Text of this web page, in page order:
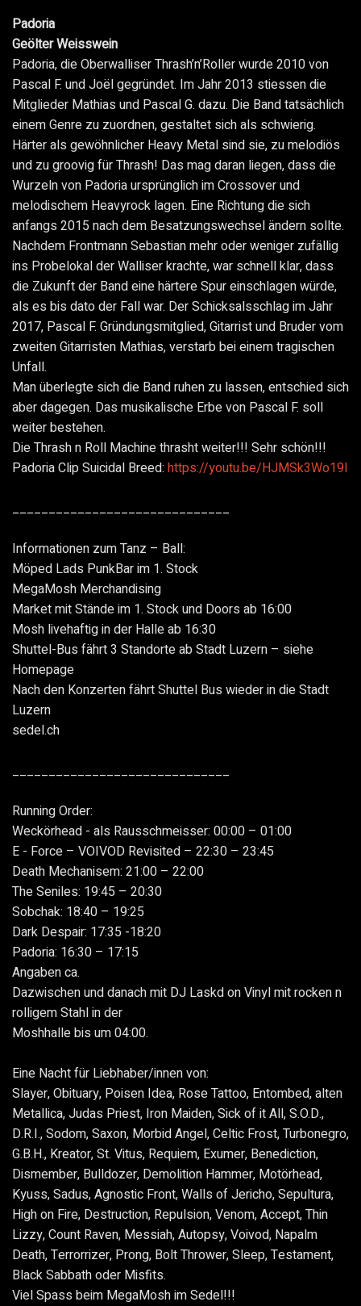
Padoria
Geölter Weisswein
Padoria, die Oberwalliser Thrash’n’Roller wurde 2010 von
Pascal F. und Joël gegründet. Im Jahr 2013 stiessen die
Mitglieder Mathias und Pascal G. dazu. Die Band tatsächlich
einem Genre zu zuordnen, gestaltet sich als schwierig.
Härter als gewöhnlicher Heavy Metal sind sie, zu melodiös
und zu groovig für Thrash! Das mag daran liegen, dass die
Wurzeln von Padoria ursprünglich im Crossover und
melodischem Heavyrock lagen. Eine Richtung die sich
anfangs 2015 nach dem Besatzungswechsel ändern sollte.
Nachdem Frontmann Sebastian mehr oder weniger zufällig
ins Probelokal der Walliser krachte, war schnell klar, dass
die Zukunft der Band eine härtere Spur einschlagen würde,
als es bis dato der Fall war. Der Schicksalsschlag im Jahr
2017, Pascal F. Gründungsmitglied, Gitarrist und Bruder vom
zweiten Gitarristen Mathias, verstarb bei einem tragischen
Unfall.
Man überlegte sich die Band ruhen zu lassen, entschied sich
aber dagegen. Das musikalische Erbe von Pascal F. soll
weiter bestehen.
Die Thrash n Roll Machine thrasht weiter!!! Sehr schön!!!
Padoria Clip Suicidal Breed: https://youtu.be/HJMSk3Wo19I
______________________________
Informationen zum Tanz – Ball:
Möped Lads PunkBar im 1. Stock
MegaMosh Merchandising
Market mit Stände im 1. Stock und Doors ab 16:00
Mosh livehaftig in der Halle ab 16:30
Shuttel-Bus fährt 3 Standorte ab Stadt Luzern – siehe
Homepage
Nach den Konzerten fährt Shuttel Bus wieder in die Stadt
Luzern
sedel.ch
______________________________
Running Order:
Weckörhead - als Rausschmeisser: 00:00 – 01:00
E - Force – VOIVOD Revisited – 22:30 – 23:45
Death Mechanisem: 21:00 – 22:00
The Seniles: 19:45 – 20:30
Sobchak: 18:40 – 19:25
Dark Despair: 17:35 -18:20
Padoria: 16:30 – 17:15
Angaben ca.
Dazwischen und danach mit DJ Laskd on Vinyl mit rocken n
rolligem Stahl in der
Moshhalle bis um 04:00.
Eine Nacht für Liebhaber/innen von:
Slayer, Obituary, Poisen Idea, Rose Tattoo, Entombed, alten
Metallica, Judas Priest, Iron Maiden, Sick of it All, S.O.D.,
D.R.I., Sodom, Saxon, Morbid Angel, Celtic Frost, Turbonegro,
G.B.H., Kreator, St. Vitus, Requiem, Exumer, Benediction,
Dismember, Bulldozer, Demolition Hammer, Motörhead,
Kyuss, Sadus, Agnostic Front, Walls of Jericho, Sepultura,
High on Fire, Destruction, Repulsion, Venom, Accept, Thin
Lizzy, Count Raven, Messiah, Autopsy, Voivod, Napalm
Death, Terrorrizer, Prong, Bolt Thrower, Sleep, Testament,
Black Sabbath oder Misfits.
Viel Spass beim MegaMosh im Sedel!!!